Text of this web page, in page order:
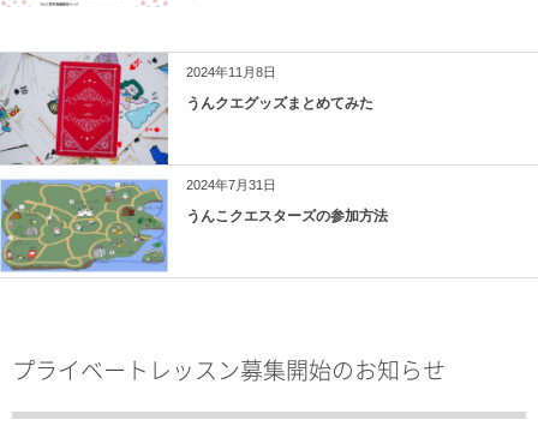
2024年11月8日
うんクエグッズまとめてみた
2024年7月31日
うんこクエスターズの参加方法
プライベートレッスン募集開始のお知らせ